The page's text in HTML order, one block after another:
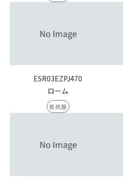
ESR03EZPJ470
ローム
抵抗器